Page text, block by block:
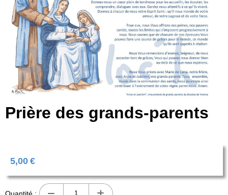
Prière des grands-parents
5,00 €
Quantité :